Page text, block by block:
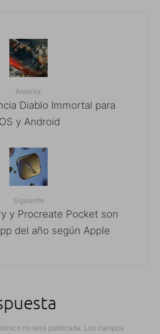
Anterior
Diablo Immortal para
y Android
Siguiente
y Procreate Pocket son
del año según Apple
no será publicada. Los campos